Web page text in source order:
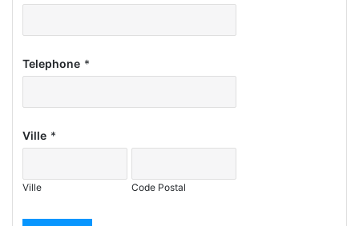
Telephone *
Ville *
Ville Code Postal